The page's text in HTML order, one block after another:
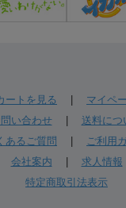
ートを見る
マイペ
い合わせ| 送料につ
あるご質問
ご利用
会社案内
求人情報
特定商取引法表示